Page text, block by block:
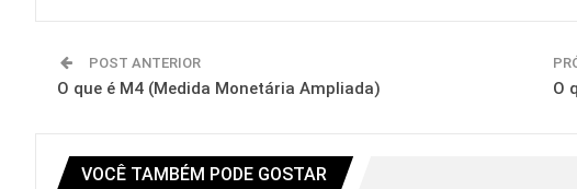
POST ANTERIOR
O que é M4 (Medida Monetária Ampliada) O
VOCÊ TAMBÉM PODE GOSTAR